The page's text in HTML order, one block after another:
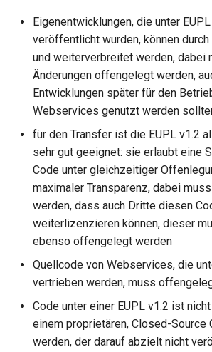
Eigenentwicklungen, die unter
veröffentlicht wurden, können
und weiterverbreitet werden, dabei
Änderungen offengelegt werden,
Entwicklungen später für den
Webservices genutzt werden
für den Transfer ist die EUPL v1.2
sehr gut geeignet: sie erlaubt eine
Code unter gleichzeitiger
maximaler Transparenz, dabei
werden, dass auch Dritte diesen
weiterlizenzieren können, dieser
ebenso offengelegt werden
Quellcode von Webservices, die
vertrieben werden, muss
Code unter einer EUPL v1.2 ist
einem proprietären, Closed-Source
werden, der darauf abzielt nicht